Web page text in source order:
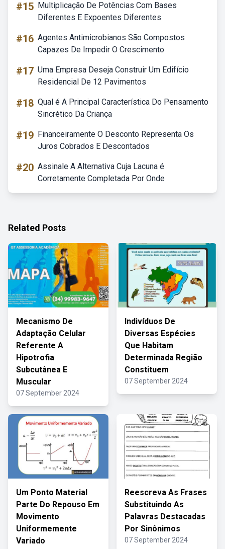
#15 Multiplicação De Potências Com Bases
Diferentes E Expoentes Diferentes
#16 Agentes Antimicrobianos São Compostos
Capazes De Impedir O Crescimento
#17 Uma Empresa Deseja Construir Um Edifício
Residencial De 12 Pavimentos
#18 Qual é A Principal Característica Do Pensamento
Sincrético Da Criança
#19 Financeiramente O Desconto Representa Os
Juros Cobrados E Descontados
#20 Assinale A Alternativa Cuja Lacuna é
Corretamente Completada Por Onde
Related Posts
Mecanismo De
Adaptação Celular
Referente A
Hipotrofia
Subcutânea E
Muscular
07 September 2024
Indivíduos De
Diversas Espécies
Que Habitam
Determinada Região
Constituem
07 September 2024
Um Ponto Material
Parte Do Repouso Em
Movimento
Uniformemente
Variado
Reescreva As Frases
Substituindo As
Palavras Destacadas
Por Sinônimos
07 September 2024